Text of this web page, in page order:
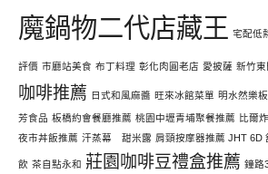
魔鍋物二代店藏王 宅配低
評價 市廳站美食 布丁料理 彰化肉圓老店 愛披薩 新竹東
咖啡推薦 日式和風麻醬 旺來冰館菜單 明水然樂
芳食品 板橋約會餐廳推薦 桃園中壢青埔聚餐推薦 比爾
夜市丼飯推薦 汗蒸幕 甜米露 肩頸按摩器推薦 JHT 6D
飲 茶自點永和 莊園咖啡豆禮盒推薦 鐘路